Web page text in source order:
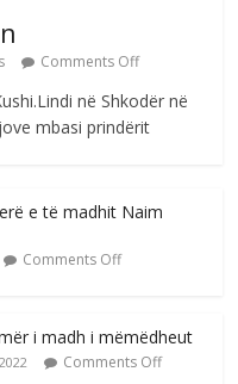
Comments Off
në Shkodër në
mbasi prindërit
e të madhit Naim
Comments Off
i madh i mëmëdheut
Comments Off